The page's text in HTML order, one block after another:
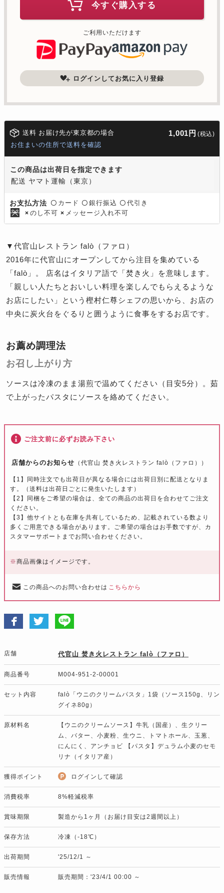
今すぐ購入する
ご利用いただけます
ログインしてお気に入り登録
送料 お届け先が東京都の場合 1,001円 (税込)
お住まいの住所で送料を確認
この商品は出荷日を指定できます
配送 ヤマト運輸（東京）
お支払方法 〇 カード 〇 銀行振込 〇 代引き
× のし不可 × メッセージ入れ不可
▼代官山レストラン falò（ファロ）
2016年に代官山にオープンしてから注目を集めている
「falò」。 店名はイタリア語で「焚き火」を意味します。
「親しい人たちとおいしい料理を楽しんでもらえるような
お店にしたい」という樫村仁尊シェフの思いから、お店の
中央に炭火台をぐるりと囲うように食事をするお店です。
お薦め調理法
お召し上がり方
ソースは冷凍のまま湯煎で温めてください（目安5分）。茹
で上がったパスタにソースを絡めてください。
ご注文前に必ずお読み下さい
店舗からのお知らせ （代官山 焚き火レストラン falò（ファロ））
【1】同時注文でも出荷日が異なる場合には出荷日別に配送となりま
す。（送料は出荷日ごとに発生いたします）
【2】同梱をご希望の場合は、全ての商品の出荷日を合わせてご注文
ください。
【3】他サイトとも在庫を共有しているため、記載されている数より
多くご用意できる場合があります。ご希望の場合はお手数ですが、カ
スタマーサポートまでお問い合わせください。
※商品画像はイメージです。
この商品へのお問い合わせは こちらから
店舗 代官山 焚き火レストラン falò（ファロ）
商品番号 M004-951-2-00001
セット内容
falò「ウニのクリームパスタ」1袋（ソース150g、リン
グイネ80g）
原材料名
【ウニのクリームソース】牛乳（国産）、生クリー
ム、バター、小麦粉、生ウニ、トマトホール、玉葱、
にんにく、アンチョビ 【パスタ】デュラム小麦のセモ
リナ（イタリア産）
獲得ポイント ログインして確認
消費税率 8%軽減税率
賞味期限 製造から1ヶ月（お届け目安は2週間以上）
保存方法 冷凍（-18℃）
出荷期間 '25/12/1 ～
販売情報 販売期間：'23/4/1 00:00 ～